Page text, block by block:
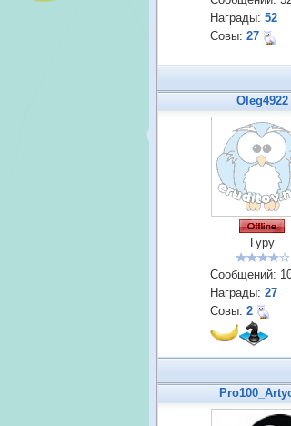
Награды: 52
Совы: 27
Oleg4922
Гуру
Сообщений:
Награды: 27
Совы: 2